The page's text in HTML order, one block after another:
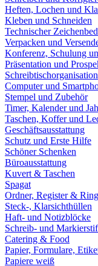
Heften, Lochen und
Kleben und Schneiden
Technischer
Verpacken und
Konferenz, Schulung
Präsentation und
Schreibtischorganisation
Computer und
Stempel und Zubehör
Timer, Kalender und
Taschen, Koffer und
Geschäftsausstattung
Schutz und Erste Hilfe
Schöner Schenken
Büroausstattung
Kuvert & Taschen
Spagat
Ordner, Register &
Steck-, Klarsichthüllen
Haft- und Notizblöcke
Schreib- und
Catering & Food
Papier, Formulare,
Papiere weiß